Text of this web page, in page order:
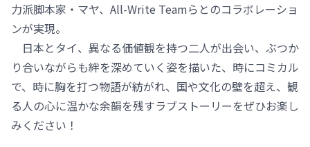
力派脚本家・マヤ、All-Write Teamらとのコラボレーショ
ンが実現。
日本とタイ、異なる価値観を持つ二人が出会い、ぶつか
り合いながらも絆を深めていく姿を描いた、時にコミカル
で、時に胸を打つ物語が紡がれ、国や文化の壁を超え、観
る人の心に温かな余韻を残すラブストーリーをぜひお楽し
みください！